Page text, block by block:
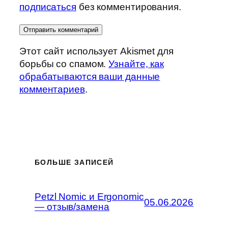
подписаться без комментирования.
Этот сайт использует Akismet для
борьбы со спамом.Узнайте, как
обрабатываются ваши данные
комментариев.
БОЛЬШЕ ЗАПИСЕЙ
Petzl Nomic и Ergonomic
— отзыв/замена
05.06.2026